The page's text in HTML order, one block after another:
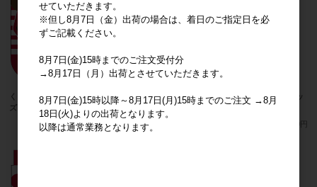
くまのがっこう アップルガール キッ
ズソックス ボーダー
メーカー希望小売価格
380円
くまのがっこう アップルガール ソッ
クス ボーダー
380円
せていただきます。
※但し8月7日（金）出荷の場合は、着日のご指定日を必
ずご記載ください。
8月7日(金)15時までのご注文受付分
→8月17日（月）出荷とさせていただきます。
8月7日(金)15時以降～8月17日(月)15時までのご注文 →8月
18日(火)よりの出荷となります。
以降は通常業務となります。